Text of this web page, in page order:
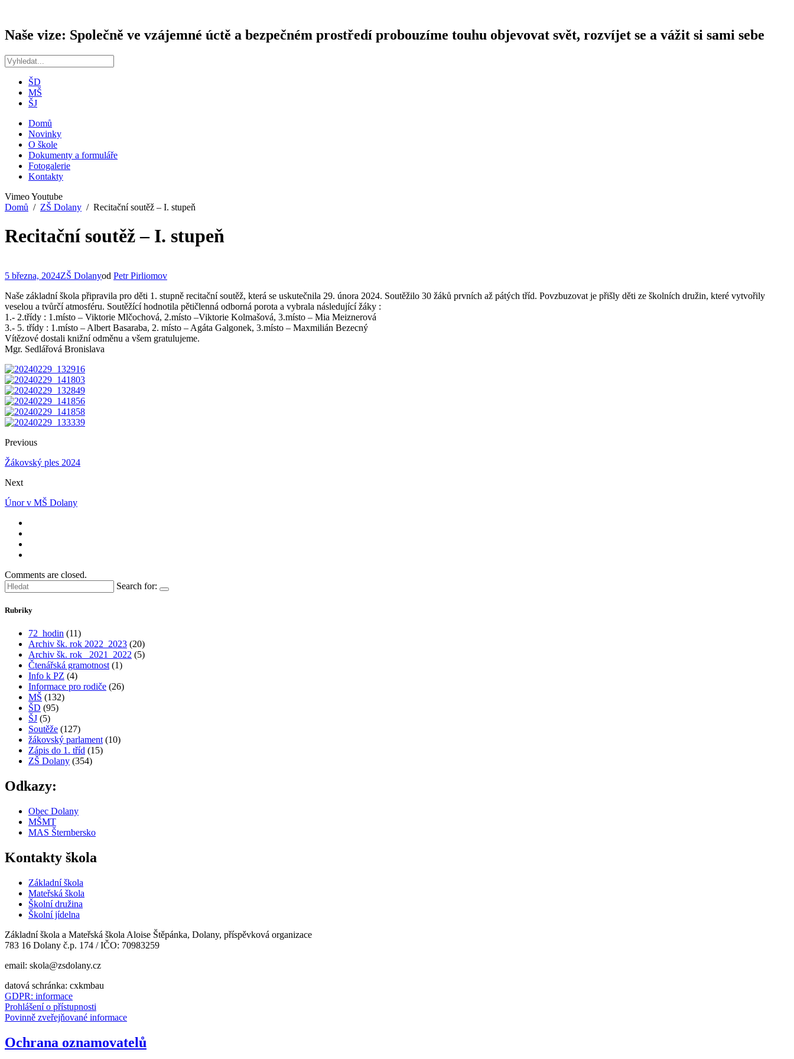
Naše vize: Společně ve vzájemné úctě a bezpečném prostředí probouzíme touhu objevovat svět, rozvíjet se a vážit si sami sebe
ŠD
MŠ
ŠJ
Domů
Novinky
O škole
Dokumenty a formuláře
Fotogalerie
Kontakty
VimeoYoutube
Domů
ZŠ Dolany Recitační soutěž – I. stupeň
Recitační soutěž – I. stupeň
5 března, 2024ZŠ Dolanyod Petr Pirliomov
Naše základní škola připravila pro děti 1. stupně recitační soutěž, která se uskutečnila 29. února 2024. Soutěžilo 30 žáků prvních až pátých tříd. Povzbuzovat je přišly děti ze školních družin, které vytvořily
veselou a tvůrčí atmosféru. Soutěžící hodnotila pětičlenná odborná porota a vybrala následující žáky :
1.- 2.třídy : 1.místo – Viktorie Mlčochová, 2.místo –Viktorie Kolmašová, 3.místo – Mia Meiznerová
3.- 5. třídy : 1.místo – Albert Basaraba, 2. místo – Agáta Galgonek, 3.místo – Maxmilián Bezecný
Vítězové dostali knižní odměnu a všem gratulujeme.
Mgr. Sedlářová Bronislava
Previous
Žákovský ples 2024
Next
Únor v MŠ Dolany
Comments are closed.
Search for:
Rubriky
72_hodin (11)
Archiv šk. rok 2022_2023 (20)
Archiv šk. rok_ 2021_2022 (5)
Čtenářská gramotnost (1)
Info k PZ (4)
Informace pro rodiče (26)
MŠ (132)
ŠD (95)
ŠJ (5)
Soutěže (127)
žákovský parlament (10)
Zápis do 1. tříd (15)
ZŠ Dolany (354)
Odkazy:
Obec Dolany
MŠMT
MAS Šternbersko
Kontakty škola
Základní škola
Mateřská škola
Školní družina
Školní jídelna
Základní škola a Mateřská škola Aloise Štěpánka, Dolany, příspěvková organizace
783 16 Dolany č.p. 174 / IČO: 70983259
email: skola@zsdolany.cz
datová schránka: cxkmbau
GDPR: informace
Prohlášení o přístupnosti
Povinně zveřejňované informace
Ochrana oznamovatelů